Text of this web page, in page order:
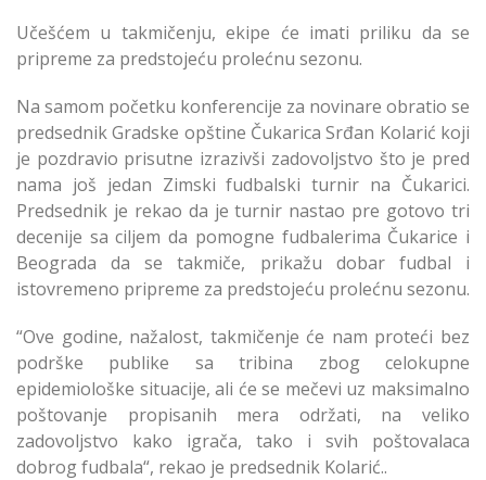
Učešćem u takmičenju, ekipe će imati priliku da se
pripreme za predstojeću prolećnu sezonu.
Na samom početku konferencije za novinare obratio se
predsednik Gradske opštine Čukarica Srđan Kolarić koji
je pozdravio prisutne izrazivši zadovoljstvo što je pred
nama još jedan Zimski fudbalski turnir na Čukarici.
Predsednik je rekao da je turnir nastao pre gotovo tri
decenije sa ciljem da pomogne fudbalerima Čukarice i
Beograda da se takmiče, prikažu dobar fudbal i
istovremeno pripreme za predstojeću prolećnu sezonu.
“Ove godine, nažalost, takmičenje će nam proteći bez
podrške publike sa tribina zbog celokupne
epidemiološke situacije, ali će se mečevi uz maksimalno
poštovanje propisanih mera održati, na veliko
zadovoljstvo kako igrača, tako i svih poštovalaca
dobrog fudbala“, rekao je predsednik Kolarić..